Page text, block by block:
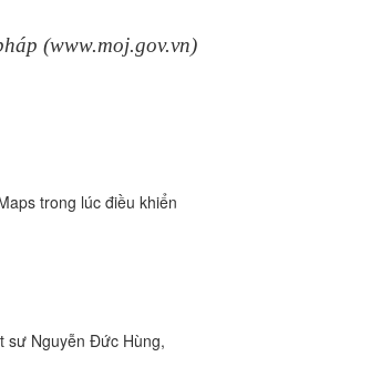
(www.moj.gov.vn)
trong lúc điều khiển
sư Nguyễn Đức Hùng,